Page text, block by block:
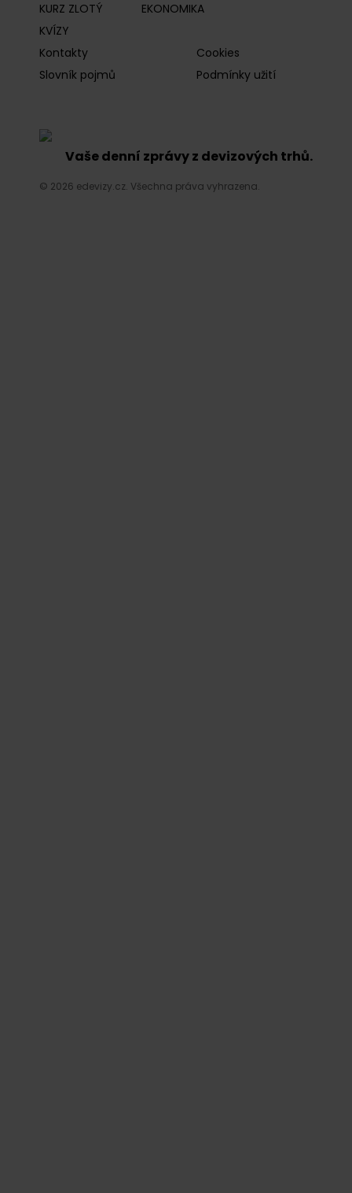
KURZ ZLOTÝ
EKONOMIKA
KVÍZY
Kontakty
Cookies
Slovník pojmů
Podmínky užití
Vaše denní zprávy z devizových trhů.
© 2026 edevizy.cz. Všechna práva vyhrazena.